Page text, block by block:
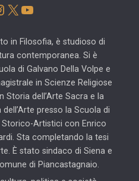
X YouTube
in Filosofia, è studioso di
contemporanea. Si è
di Galvano Della Volpe e
in Scienze Religiose
Storia dell’Arte Sacra e la
presso la Scuola di
Artistici con Enrico
Sta completando la tesi
È stato sindaco di Siena e
di Piancastagnaio.